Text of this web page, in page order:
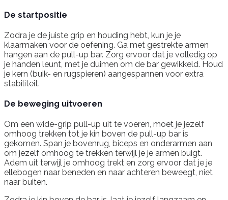
De startpositie
Zodra je de juiste grip en houding hebt, kun je je
klaarmaken voor de oefening. Ga met gestrekte armen
hangen aan de pull-up bar. Zorg ervoor dat je volledig op
je handen leunt, met je duimen om de bar gewikkeld. Houd
je kern (buik- en rugspieren) aangespannen voor extra
stabiliteit.
De beweging uitvoeren
Om een wide-grip pull-up uit te voeren, moet je jezelf
omhoog trekken tot je kin boven de pull-up bar is
gekomen. Span je bovenrug, biceps en onderarmen aan
om jezelf omhoog te trekken terwijl je je armen buigt.
Adem uit terwijl je omhoog trekt en zorg ervoor dat je je
ellebogen naar beneden en naar achteren beweegt, niet
naar buiten.